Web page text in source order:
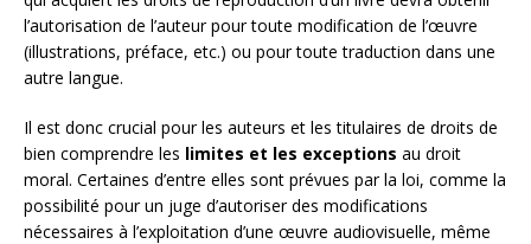
l’autorisation de l’auteur pour toute modification de l’œuvre
(illustrations, préface, etc.) ou pour toute traduction dans une
autre langue.
Il est donc crucial pour les auteurs et les titulaires de droits de
bien comprendre les limites et les exceptions au droit
moral. Certaines d’entre elles sont prévues par la loi, comme la
possibilité pour un juge d’autoriser des modifications
nécessaires à l’exploitation d’une œuvre audiovisuelle, même